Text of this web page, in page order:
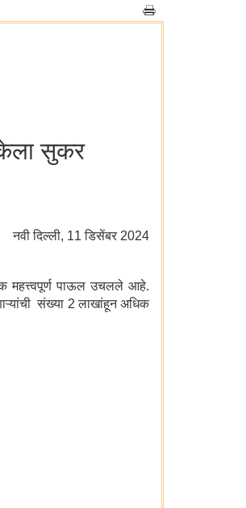
केला सुकर
नवी दिल्‍ली, 11 डिसेंबर 2024
महत्त्वपूर्ण पाऊल उचलले आहे.
संख्या 2 लाखांहून अधिक